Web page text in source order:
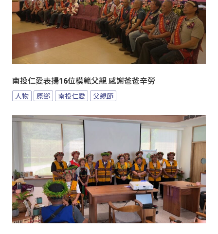
南投仁愛表揚16位模範父親 感謝爸爸辛勞
人物 原鄉 南投仁愛 父親節